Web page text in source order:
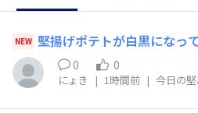
NEW 堅揚げポテトが白黒になっ
0 0
にょき | 1時間前 | 今日の